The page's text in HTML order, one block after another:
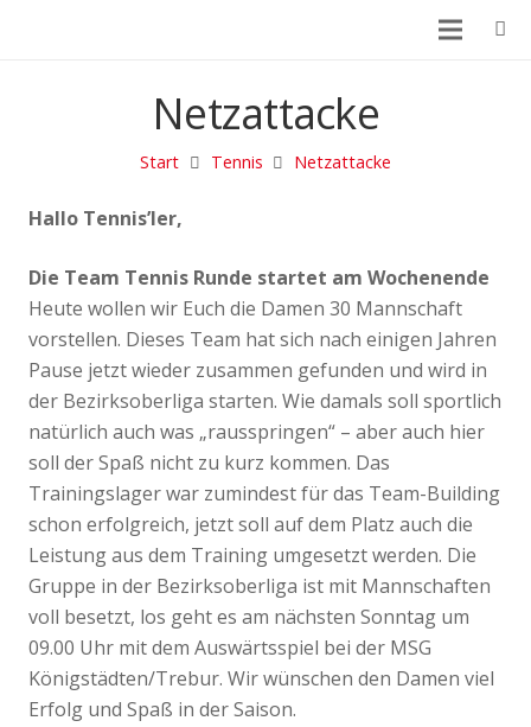
Netzattacke
Start Tennis Netzattacke
Hallo Tennis’ler,
Die Team Tennis Runde startet am Wochenende
Heute wollen wir Euch die Damen 30 Mannschaft
vorstellen. Dieses Team hat sich nach einigen Jahren
Pause jetzt wieder zusammen gefunden und wird in
der Bezirksoberliga starten. Wie damals soll sportlich
natürlich auch was „rausspringen“ – aber auch hier
soll der Spaß nicht zu kurz kommen. Das
Trainingslager war zumindest für das Team-Building
schon erfolgreich, jetzt soll auf dem Platz auch die
Leistung aus dem Training umgesetzt werden. Die
Gruppe in der Bezirksoberliga ist mit Mannschaften
voll besetzt, los geht es am nächsten Sonntag um
09.00 Uhr mit dem Auswärtsspiel bei der MSG
Königstädten/Trebur. Wir wünschen den Damen viel
Erfolg und Spaß in der Saison.